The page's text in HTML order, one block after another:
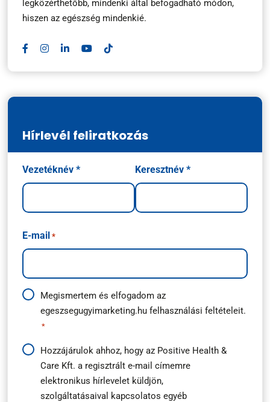
legközérthetőbb, mindenki által befogadható módon,
hiszen az egészség mindenkié.
Hírlevél feliratkozás
Név
*
Vezetéknév * Keresztnév *
E-mail *
Adatkezelési
útmutató
Megismertem és elfogadom az
egeszsegugyimarketing.hu felhasználási feltételeit.
*
Hírlevél
feliratkozás
Hozzájárulok ahhoz, hogy az Positive Health &
Care Kft. a regisztrált e-mail címemre
elektronikus hírlevelet küldjön,
szolgáltatásaival kapcsolatos egyéb